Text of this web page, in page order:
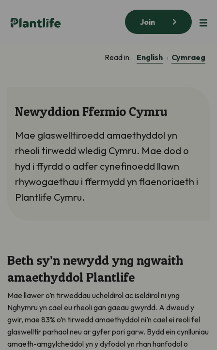
Join
Read in: English Cymraeg
Newyddion Ffermio Cymru
Mae glaswelltiroedd amaethyddol yn
rheoli tirwedd wledig Cymru. Mae dod o
hyd i ffyrdd o adfer cynefinoedd llawn
rhywogaethau i ffermydd yn flaenoriaeth i
Plantlife Cymru.
Beth sy’n newydd yng ngwaith
amaethyddol Plantlife
Mae llawer o’n tirweddau ucheldirol ac iseldirol ni yng
Nghymru yn cael eu rheoli gan gaeau gwyrdd. A dweud y
gwir, mae 83% o’n tirwedd amaethyddol ni’n cael ei reoli fel
glaswelltir parhaol neu ar gyfer pori garw. Bydd ein cynlluniau
amaeth-amgylcheddol yn y dyfodol yn rhan hanfodol o